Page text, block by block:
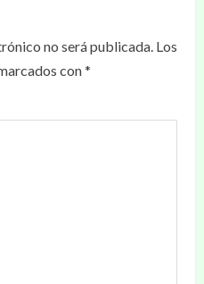
no será publicada. Los
con*